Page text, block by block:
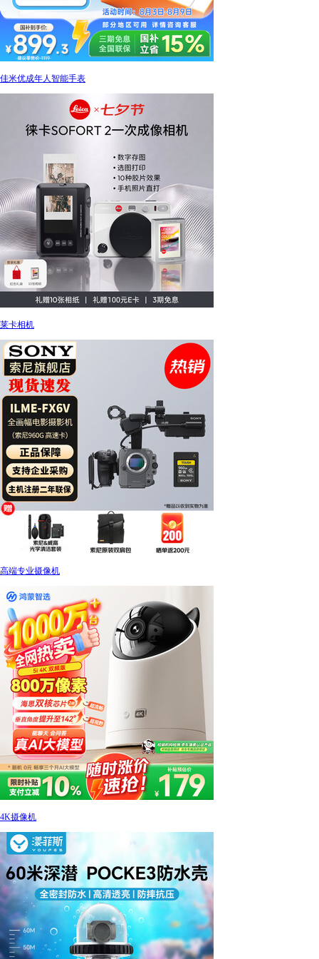
佳米优成年人智能手表
莱卡相机
高端专业摄像机
4K摄像机